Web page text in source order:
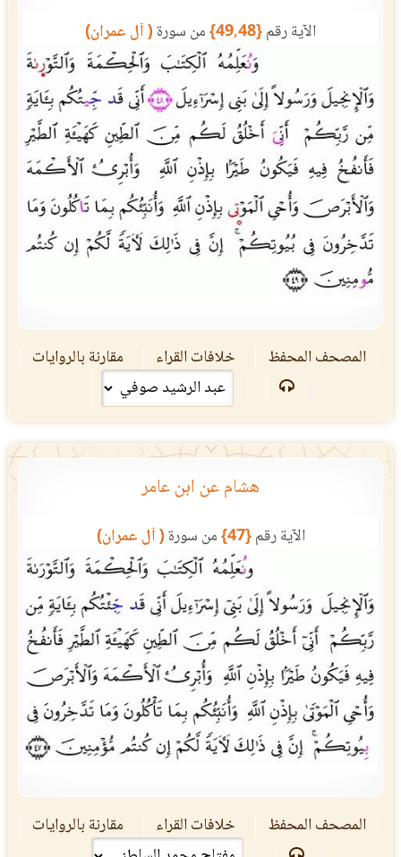
الآية رقم{49,48} من سورة( آل عمران)
المصحف المحفظ خلافات القراء مقارنة بالروايات
هشام عن ابن عامر
الآية رقم{47} من سورة( آل عمران)
المصحف المحفظ خلافات القراء مقارنة بالروايات